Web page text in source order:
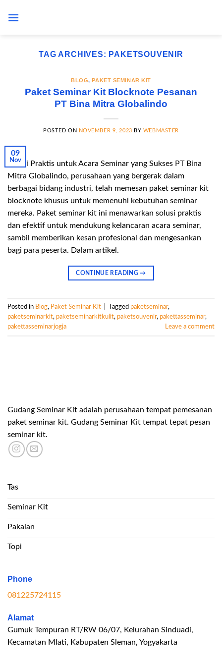
TAG ARCHIVES: PAKETSOUVENIR
BLOG,PAKET SEMINAR KIT
Paket Seminar Kit Blocknote Pesanan
PT Bina Mitra Globalindo
POSTED ON NOVEMBER 9, 2023 BY WEBMASTER
09
Nov
Solusi Praktis untuk Acara Seminar yang Sukses PT Bina
Mitra Globalindo, perusahaan yang bergerak dalam
berbagai bidang industri, telah memesan paket seminar kit
blocknote khusus untuk memenuhi kebutuhan seminar
mereka. Paket seminar kit ini menawarkan solusi praktis
dan efektif untuk mendukung kelancaran acara seminar,
sambil memberikan kesan profesional dan mengesankan
bagi para peserta. Dalam artikel.
CONTINUE READING→
Posted in Blog, Paket Seminar Kit Tagged paketseminar,
paketseminarkit, paketseminarkitkulit, paketsouvenir, pakettasseminar,
pakettasseminarjogja
Leave a comment
Gudang Seminar Kit adalah perusahaan tempat pemesanan
paket seminar kit. Gudang Seminar Kit tempat tepat pesan
seminar kit.
Tas
Seminar Kit
Pakaian
Topi
Phone
081225724115
Alamat
Gumuk Tempuran RT/RW 06/07, Kelurahan Sinduadi,
Kecamatan Mlati, Kabupaten Sleman, Yogyakarta